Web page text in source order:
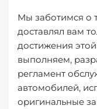
Мы заботимся о
доставлял вам
достижения
выполняем,
регламент
автомобилей,
оригинальные